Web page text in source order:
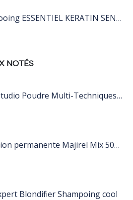
Shampooing ESSENTIEL KERATIN SENSITIVE 1L
NOTÉS
Blond Studio Poudre Multi-Techniques Éclaircissante Jusqu'À 9 Tons
Coloration permanente Majirel Mix 50ML
Blondifier Shampoing cool